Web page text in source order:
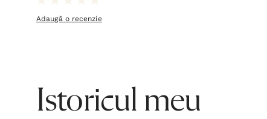
Adaugă o recenzie
Istoricul meu